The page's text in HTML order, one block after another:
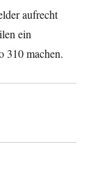
aufrecht
ein
310 machen.